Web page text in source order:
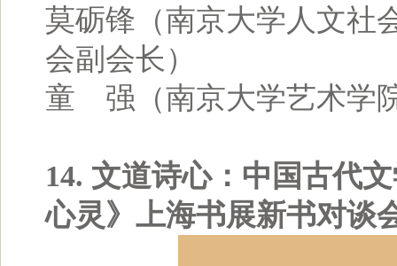
莫砺锋（南京大学人文社
会副会长）
童 强（南京大学艺术学
14. 文道诗心：中国古代
心灵》上海书展新书对谈